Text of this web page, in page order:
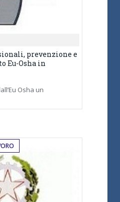
prevenzione e
Eu-Osha in
Osha un